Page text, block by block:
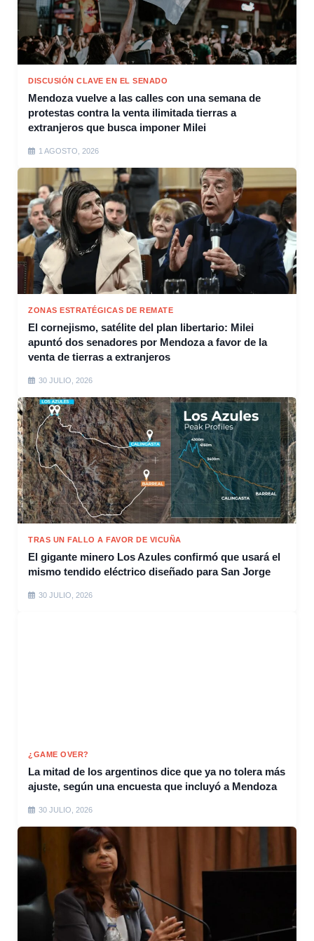
DISCUSIÓN CLAVE EN EL SENADO
Mendoza vuelve a las calles con una semana de
protestas contra la venta ilimitada tierras a
extranjeros que busca imponer Milei
1 AGOSTO, 2026
ZONAS ESTRATÉGICAS DE REMATE
El cornejismo, satélite del plan libertario: Milei
apuntó dos senadores por Mendoza a favor de la
venta de tierras a extranjeros
30 JULIO, 2026
TRAS UN FALLO A FAVOR DE VICUÑA
El gigante minero Los Azules confirmó que usará el
mismo tendido eléctrico diseñado para San Jorge
30 JULIO, 2026
¿GAME OVER?
La mitad de los argentinos dice que ya no tolera más
ajuste, según una encuesta que incluyó a Mendoza
30 JULIO, 2026